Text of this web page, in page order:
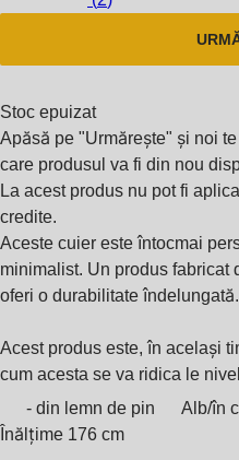
Stoc epuizat
Apăsă pe "Urmărește" și noi
care produsul va fi din nou
La acest produs nu pot fi
credite.
Aceste cuier este întocmai
minimalist. Un produs fabricat
oferi o durabilitate îndelungată.
Acest produs este, în același
cum acesta se va ridica le
- din lemn de pin
Alb/în
Înălțime 176 cm